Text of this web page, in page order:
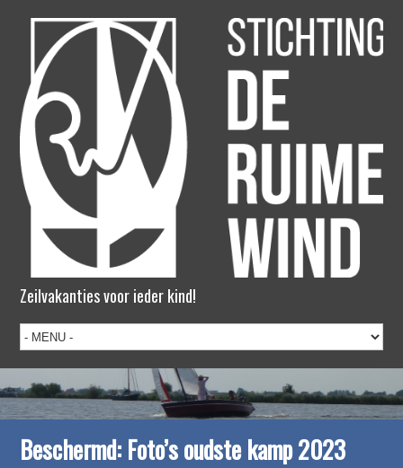
Zeilvakanties voor ieder kind!
Beschermd: Foto’s oudste kamp 2023